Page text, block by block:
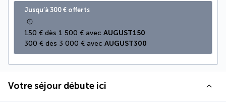
Jusqu’à 300 € offerts
150 € dès 1 500 € avec AUGUST150
300 € dès 3 000 € avec AUGUST300
Votre séjour débute ici